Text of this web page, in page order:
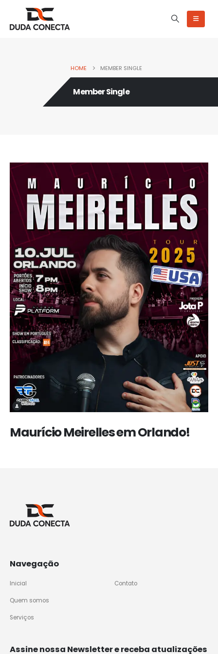
HOME MEMBER SINGLE
Member Single
Maurício Meirelles em Orlando!
Navegação
Inicial
Quem somos
Serviços
Contato
Assine nossa Newsletter e receba atualizações